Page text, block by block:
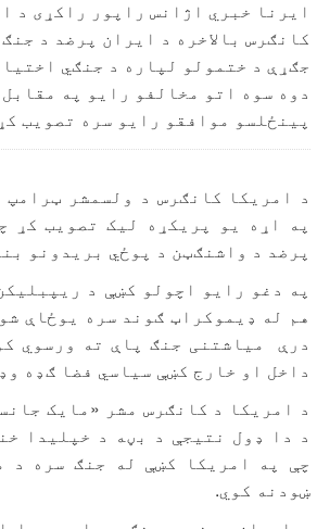
ایرنا خبري اژانس راپور راکړی د
کانګرس بالاخره د ایران پرضد د
جګړې د ختمولو لپاره د جنګي
دوه سوه اتو مخالفو رایو په
پینځلسو موافقو رایو سره تصویب
د امریکا کانګرس د ولسمشر ټرامپ
په اړه یو پریکړه لیک تصویب کړ
پرضد د واشنګټن د پوځي بریدونو
په دغو رایو اچولو کښې د
هم له ډیموکراټ ګوند سره یوځاې
درې میاشتنی جنګ پاې ته ورسوي
داخل او خارج کښې سیاسي فضا ګډه
د امریکا د کانګرس مشر «مایک
د دا ډول نتیجې د بڼه د خپلیدا
چې په امریکا کښې له جنګ سره د
ښودنه کوي.